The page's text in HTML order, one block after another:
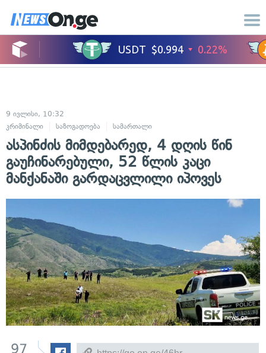
9 ივლისი, 10:32
კრიმინალი
საზოგადოება სამართალი
ასპინძის მიმდებარედ, 4 დღის წინ
გაუჩინარებული, 52 წლის კაცი
მანქანაში გარდაცვლილი იპოვეს
97